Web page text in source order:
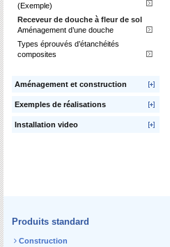
(Exemple)
Receveur de douche à fleur de sol
Aménagement d’une douche
Types éprouvés d’étanchéités
composites
Aménagement et construction
Exemples de réalisations
Installation video
Produits standard
Construction